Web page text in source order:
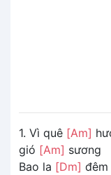
1. Vì quê [Am]
gió [Am] sương
Bao la [Dm] đêm